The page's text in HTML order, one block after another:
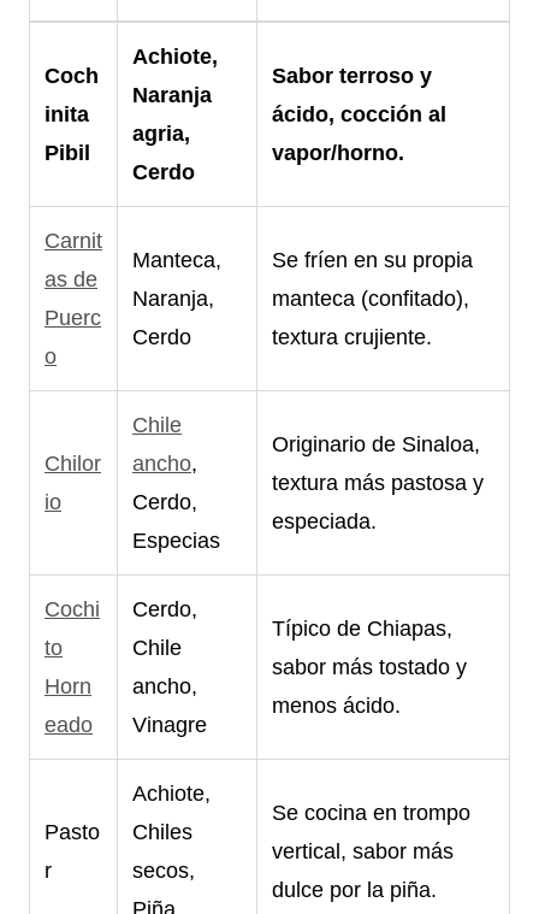
Coch
inita
Pibil
Achiote,
Naranja
agria,
Cerdo
Sabor terroso y
ácido, cocción al
vapor/horno.
Carnit
as de
Puerc
o
Manteca,
Naranja,
Cerdo
Se fríen en su propia
manteca (confitado),
textura crujiente.
Chilor
io
Chile
ancho,
Cerdo,
Especias
Originario de Sinaloa,
textura más pastosa y
especiada.
Cochi
to
Horn
eado
Cerdo,
Chile
ancho,
Vinagre
Típico de Chiapas,
sabor más tostado y
menos ácido.
Pasto
r
Achiote,
Chiles
secos,
Piña
Se cocina en trompo
vertical, sabor más
dulce por la piña.